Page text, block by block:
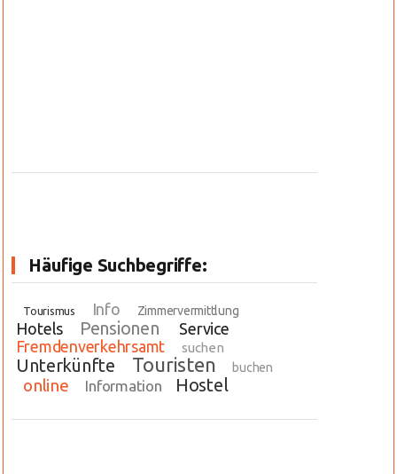
Häufige Suchbegriffe:
Tourismus Info Zimmervermittlung
Hotels Pensionen
Service
Fremdenverkehrsamt
suchen
Unterkünfte Touristen buchen
online Information Hostel